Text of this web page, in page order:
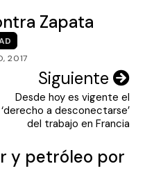
Zapata
2017
Siguiente
Desde hoy es vigente el
‘derecho a desconectarse’
del trabajo en Francia
y petróleo por